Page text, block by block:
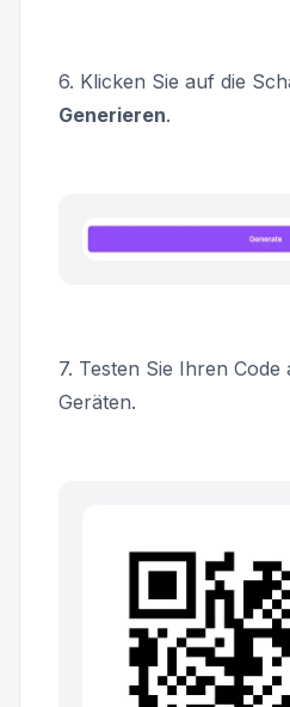
6. Klicken Sie auf die
Generieren.
7. Testen Sie Ihren
Geräten.